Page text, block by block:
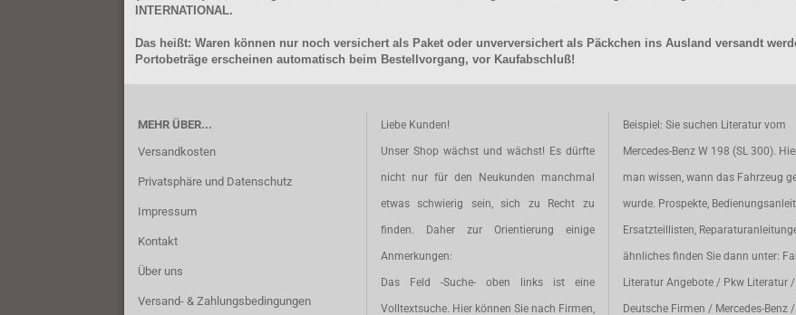
INTERNATIONAL.
Das heißt: Waren können nur noch versichert als Paket oder unverversichert als Päckchen ins Ausland versandt
Portobeträge erscheinen automatisch beim Bestellvorgang, vor Kaufabschluß!
MEHR ÜBER...
Versandkosten
Privatsphäre und Datenschutz
Impressum
Kontakt
Über uns
Versand- & Zahlungsbedingungen
Liebe Kunden!
Unser Shop wächst und wächst! Es dürfte
nicht nur für den Neukunden manchmal
etwas schwierig sein, sich zu Recht zu
finden. Daher zur Orientierung einige
Anmerkungen:
Das Feld -Suche- oben links ist eine
Volltextsuche. Hier können Sie nach Firmen,
Beispiel: Sie suchen Literatur vom
Mercedes-Benz W 198 (SL 300).
man wissen, wann das Fahrzeug
wurde. Prospekte,
Ersatzteillisten,
ähnliches finden Sie dann unter:
Literatur Angebote / Pkw Literatur /
Deutsche Firmen / Mercedes-Benz